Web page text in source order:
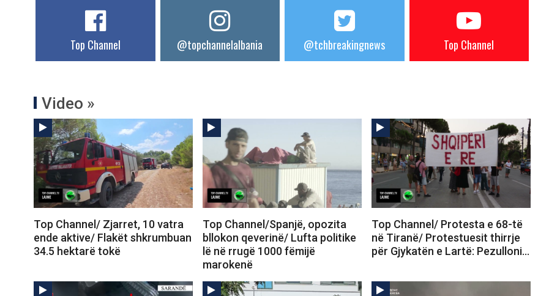
Top Channel @topchannelalbania @tchbreakingnews Top Channel
Video »
Top Channel/ Zjarret, 10 vatra
ende aktive/ Flakët shkrumbuan
34.5 hektarë tokë
Top Channel/Spanjë, opozita
bllokon qeverinë/ Lufta politike
lë në rrugë 1000 fëmijë
marokenë
Top Channel/ Protesta e 68-të
në Tiranë/ Protestuesit thirrje
për Gjykatën e Lartë: Pezulloni…